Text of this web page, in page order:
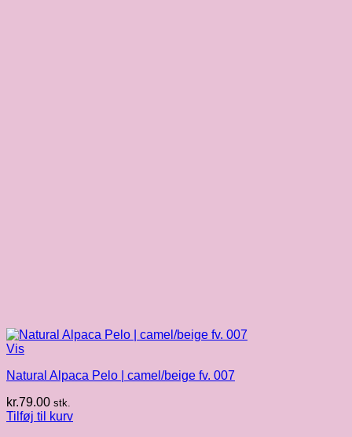
Vis
Natural Alpaca Pelo | camel/beige fv. 007
kr.79.00 stk.
Tilføj til kurv